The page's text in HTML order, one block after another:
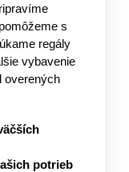
s
regály
vybavenie
overených
potrieb